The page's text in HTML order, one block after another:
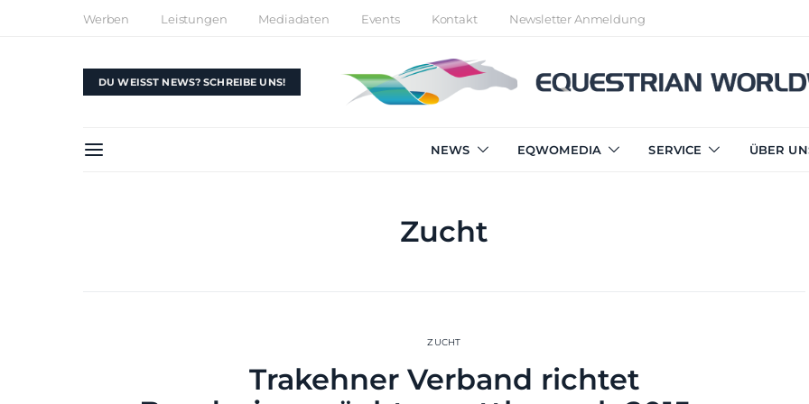
Werben Leistungen Mediadaten Events Kontakt Newsletter Anmeldung
DU WEISST NEWS? SCHREIBE UNS!
NEWS EQWOMEDIA SERVICE ÜBER
Zucht
ZUCHT
Trakehner Verband richtet